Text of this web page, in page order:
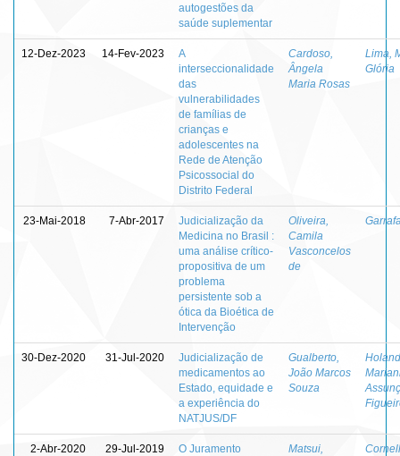
autogestões da
saúde suplementar
12-Dez-2023 14-Fev-2023
A
interseccionalidade
das
vulnerabilidades
de famílias de
crianças e
adolescentes na
Rede de Atenção
Psicossocial do
Distrito Federal
Cardoso,
Ângela
Maria Rosas
Lima,
Glória
23-Mai-2018 7-Abr-2017
Judicialização da
Medicina no Brasil :
uma análise crítico-
propositiva de um
problema
persistente sob a
ótica da Bioética de
Intervenção
Oliveira,
Camila
Vasconcelos
de
30-Dez-2020 31-Jul-2020
Judicialização de
medicamentos ao
Estado, equidade e
a experiência do
NATJUS/DF
Gualberto,
João Marcos
Souza
2-Abr-2020 29-Jul-2019
O Juramento
Matsui,